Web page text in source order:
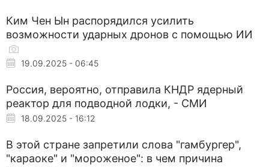
Ким Чен Ын распорядился усилить
возможности ударных дронов с помощью ИИ
19.09.2025 - 06:45
Россия, вероятно, отправила КНДР ядерный
реактор для подводной лодки, - СМИ
18.09.2025 - 16:12
В этой стране запретили слова "гамбургер",
"караоке" и "мороженое": в чем причина